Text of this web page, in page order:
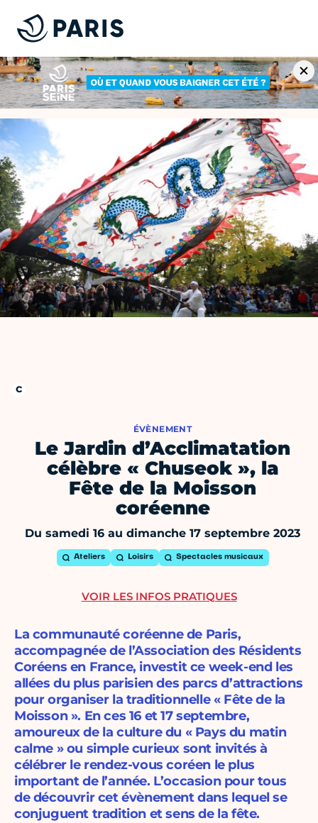
ÉVÈNEMENT
Le Jardin d’Acclimatation
célèbre « Chuseok », la
Fête de la Moisson
coréenne
Du samedi 16 au dimanche 17 septembre 2023
Ateliers Loisirs Spectacles musicaux
La communauté coréenne de Paris,
accompagnée de l’Association des Résidents
Coréens en France, investit ce week-end les
allées du plus parisien des parcs d’attractions
pour organiser la traditionnelle « Fête de la
Moisson ». En ces 16 et 17 septembre,
amoureux de la culture du « Pays du matin
calme » ou simple curieux sont invités à
célébrer le rendez-vous coréen le plus
important de l’année. L’occasion pour tous
de découvrir cet évènement dans lequel se
conjuguent tradition et sens de la fête.
VOIR LES INFOS PRATIQUES